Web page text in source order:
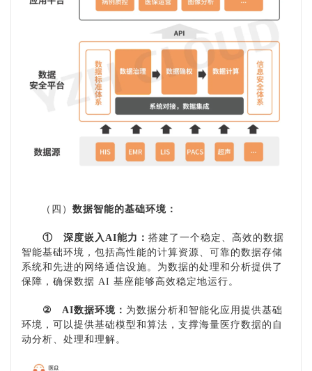
（四） 数据智能的基础环境：
① 深度嵌入 AI能力： 搭建了一个稳定、高效的数据
智能基础环境，包括高性能的计算资源、可靠的数据存储
系统和先进的网络通信设施。为数据的处理和分析提供了
保障，确保数据 AI 基座能够高效稳定地运行。
② AI数据环境： 为数据分析和智能化应用提供基础
环境，可以提供基础模型和算法，支撑海量医疗数据的自
动分析、处理和理解。